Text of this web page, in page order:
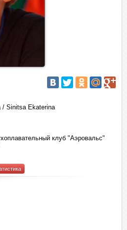
/ Sinitsa Ekaterina
клуб "Аэровальс"